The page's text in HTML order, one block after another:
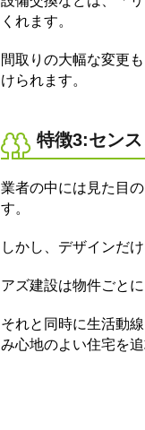
くれます。
間取りの大幅な変更
けられます。
特徴3:セン
業者の中には見た目
す。
しかし、デザインだ
アズ建設は物件ごと
それと同時に生活動
み心地のよい住宅を追